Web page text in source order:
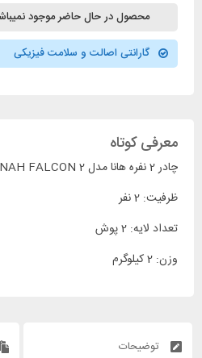
محصول در حال حاضر موجود نمیباشد
گارانتی اصالت و سلامت فیزیکی
معرفی کوتاه
چادر 2 نفره هانا مدل HANNAH FALCON 2
ظرفیت: 2 نفر
تعداد لایه: 2 پوش
وزن: 2 کیلوگرم
توضیحات